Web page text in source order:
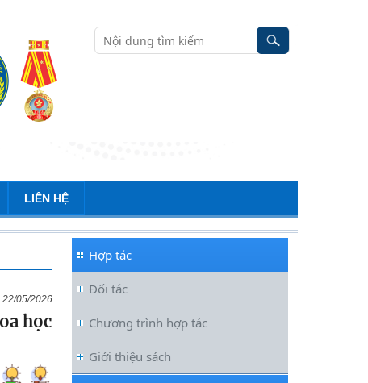
LIÊN HỆ
22/05/2026
học
Hợp tác
Đối tác
Chương trình hợp tác
Giới thiệu sách